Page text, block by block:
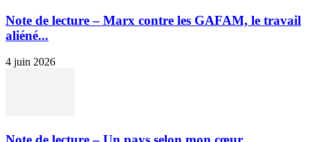
Note de lecture – Marx contre les GAFAM, le travail
aliéné...
4 juin 2026